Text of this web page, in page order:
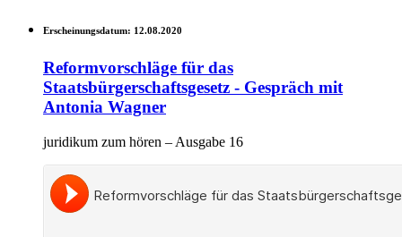
Erscheinungsdatum: 12.08.2020
Reformvorschläge für das
Staatsbürgerschaftsgesetz - Gespräch mit
Antonia Wagner
juridikum zum hören – Ausgabe 16